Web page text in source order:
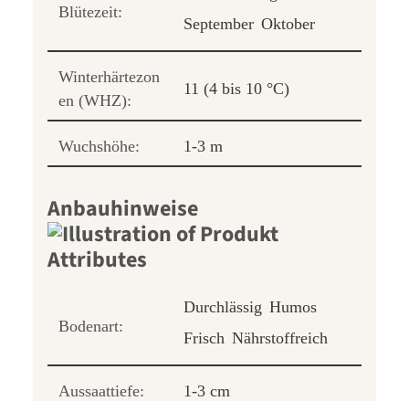
Blütezeit:
September Oktober
Winterhärtezon
en (WHZ):
11 (4 bis 10 °C)
Wuchshöhe: 1-3 m
Anbauhinweise
Bodenart:
Durchlässig Humos
Frisch Nährstoffreich
Aussaattiefe: 1-3 cm